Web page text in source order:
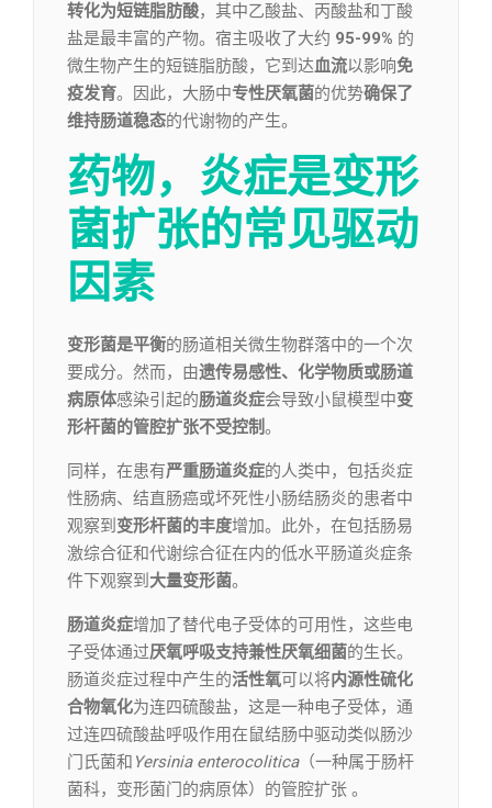
转化为短链脂肪酸，其中乙酸盐、丙酸盐和丁酸
盐是最丰富的产物。宿主吸收了大约 95-99% 的
微生物产生的短链脂肪酸，它到达血流以影响免
疫发育。因此，大肠中专性厌氧菌的优势确保了
维持肠道稳态的代谢物的产生。
药物，炎症是变形
菌扩张的常见驱动
因素
变形菌是平衡的肠道相关微生物群落中的一个次
要成分。然而，由遗传易感性、化学物质或肠道
病原体感染引起的肠道炎症会导致小鼠模型中变
形杆菌的管腔扩张不受控制。
同样，在患有严重肠道炎症的人类中，包括炎症
性肠病、结直肠癌或坏死性小肠结肠炎的患者中
观察到 变形杆菌的丰度增加。此外，在包括肠易
激综合征和代谢综合征在内的低水平肠道炎症条
件下观察到 大量变形菌。
肠道炎症增加了替代电子受体的可用性，这些电
子受体通过厌氧呼吸支持兼性厌氧细菌的生长。
肠道炎症过程中产生的活性氧可以将内源性硫化
合物氧化为连四硫酸盐，这是一种电子受体，通
过连四硫酸盐呼吸作用在鼠结肠中驱动类似肠沙
门氏菌和 Yersinia enterocolitica（一种属于肠杆
菌科，变形菌门的病原体）的管腔扩张 。